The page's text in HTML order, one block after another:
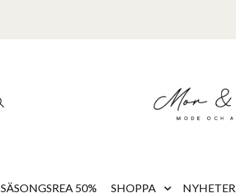
SÄSONGSREA 50% SHOPPA NYHETER